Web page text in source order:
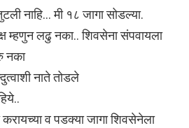
नाहि… मी १८ जागा सोडल्या.
म्हणुन लढु नका.. शिवसेना संपवायला
नका
नाते तोडले
व पडक्या जागा शिवसेनेला